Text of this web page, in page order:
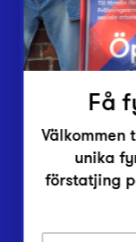
Om Myrorna
Lediga jobb
Pressrum
Få
Välkommen
unika
förstatjing